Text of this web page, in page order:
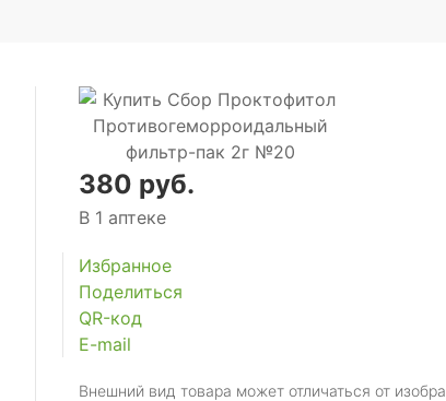
380 руб.
В 1 аптеке
Избранное
Поделиться
QR-код
E-mail
Внешний вид товара может отличаться от